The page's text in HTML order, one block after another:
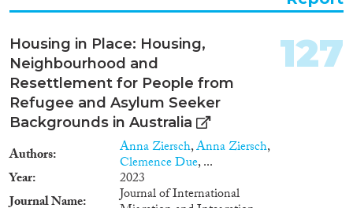
beschikken over identificerende
om op een andere manier vast te
stellen wat de leeftijd van een
asielzoeker is. In de afgelopen
jaren is er in toenemende mate
aandacht besteed aan het
verbeteren van het proces van
leeftijdsbepaling in het
Nederlandse asielsysteem. De
ACVZ vraagt aandacht voor een
specifiek aspect van
leeftijdsbepaling, namelijk het
Housing in Place: Housing,
Neighbourhood and
Resettlement for People from
Refugee and Asylum Seeker
Backgrounds in Australia
Authors Anna Ziersch,Anna Ziersch,
Clemence Due, ...
Year
2023
Journal Name
Journal of International
127